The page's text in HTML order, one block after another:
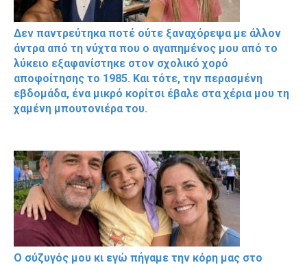
Δεν παντρεύτηκα ποτέ ούτε ξαναχόρεψα με άλλον
άντρα από τη νύχτα που ο αγαπημένος μου από το
λύκειο εξαφανίστηκε στον σχολικό χορό
αποφοίτησης το 1985. Και τότε, την περασμένη
εβδομάδα, ένα μικρό κορίτσι έβαλε στα χέρια μου τη
χαμένη μπουτονιέρα του.
Ο σύζυγός μου κι εγώ πήγαμε την κόρη μας στο